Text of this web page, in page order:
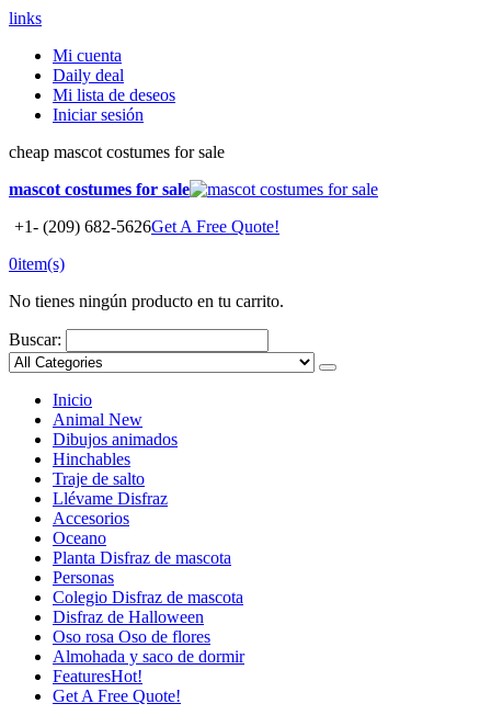
links
Mi cuenta
Daily deal
Mi lista de deseos
Iniciar sesión
cheap mascot costumes for sale
mascot costumes for sale
+1- (209) 682-5626Get A Free Quote!
0item(s)
No tienes ningún producto en tu carrito.
Buscar:
Inicio
Animal New
Dibujos animados
Hinchables
Traje de salto
Llévame Disfraz
Accesorios
Oceano
Planta Disfraz de mascota
Personas
Colegio Disfraz de mascota
Disfraz de Halloween
Oso rosa Oso de flores
Almohada y saco de dormir
FeaturesHot!
Get A Free Quote!